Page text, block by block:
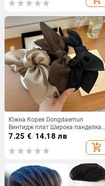
Южна Корея Dongdaemun
Винтидж плат Широка панделка
Лента за глава Проста Елегантна
Модна Лента за Коса за Жени
7.25 €/14.18 лв
add_shopping_cart